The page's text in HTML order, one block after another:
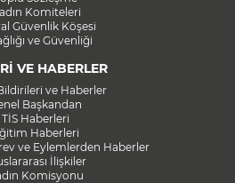
Komiteleri
Güvenlik Köşesi
ve Güvenliği
VE HABERLER
ve Haberler
Başkandan
TİS Haberleri
Haberleri
ve Eylemlerden Haberler
İlişkiler
Komisyonu